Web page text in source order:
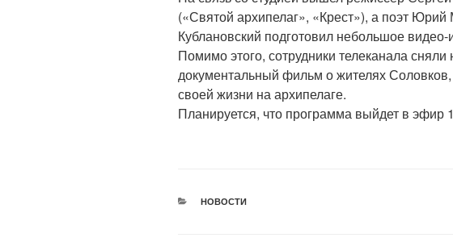
(«Святой архипелаг», «Крест»), а поэт
Кублановский подготовил небольшое
Помимо этого, сотрудники телеканала
документальный фильм о жителях
своей жизни на архипелаге.
Планируется, что программа выйдет в эфир
РУБРИКИ
НОВОСТИ